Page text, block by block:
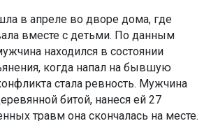
в апреле во дворе дома, где
вместе с детьми. По данным
находился в состоянии
когда напал на бывшую
стала ревность. Мужчина
битой, нанеся ей 27
травм она скончалась на месте.